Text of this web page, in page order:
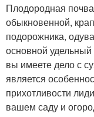
Плодородная
обыкновенной,
подорожника,
основной
вы имеете дело с
является
прихотливости
вашем саду и